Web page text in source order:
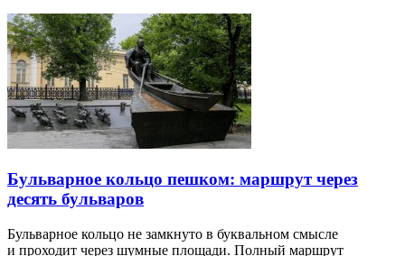
Бульварное кольцо пешком: маршрут через
десять бульваров
Бульварное кольцо не замкнуто в буквальном смысле
и проходит через шумные площади. Полный маршрут